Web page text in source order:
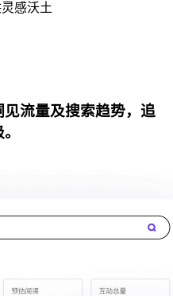
感沃土
流量及搜索趋势，追